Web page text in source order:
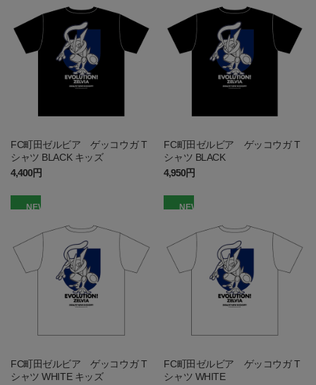
FC町田ゼルビア ゲッコウガ T
シャツ BLACK キッズ
4,400円
FC町田ゼルビア ゲッコウガ T
シャツ BLACK
4,950円
NEW
FC町田ゼルビア ゲッコウガ T
シャツ WHITE キッズ
NEW
FC町田ゼルビア ゲッコウガ T
シャツ WHITE